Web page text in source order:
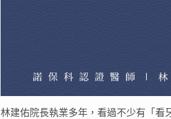
林建佑院長執業多年，看過不少有「看